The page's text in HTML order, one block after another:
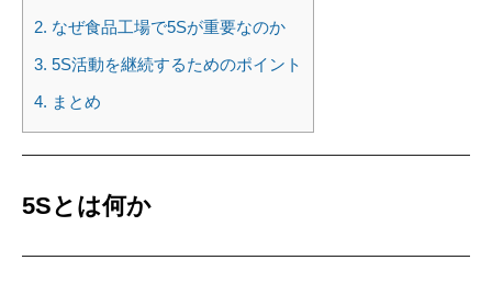
2. なぜ食品工場で5Sが重要なのか
3. 5S活動を継続するためのポイント
4. まとめ
5Sとは何か